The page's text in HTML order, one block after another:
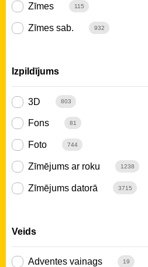
Zīmes 115
Zīmes sab. 932
Izpildījums
3D 803
Fons 81
Foto 744
Zīmējums ar roku 1238
Zīmējums datorā 3715
Veids
Adventes vainags 19